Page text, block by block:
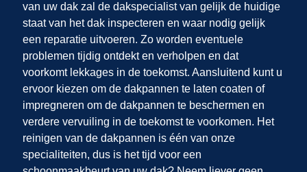
van uw dak zal de dakspecialist van gelijk de huidige
staat van het dak inspecteren en waar nodig gelijk
een reparatie uitvoeren. Zo worden eventuele
problemen tijdig ontdekt en verholpen en dat
voorkomt lekkages in de toekomst. Aansluitend kunt u
ervoor kiezen om de dakpannen te laten coaten of
impregneren om de dakpannen te beschermen en
verdere vervuiling in de toekomst te voorkomen. Het
reinigen van de dakpannen is één van onze
specialiteiten, dus is het tijd voor een